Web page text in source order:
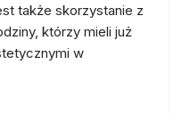
także skorzystanie z
którzy mieli już
w